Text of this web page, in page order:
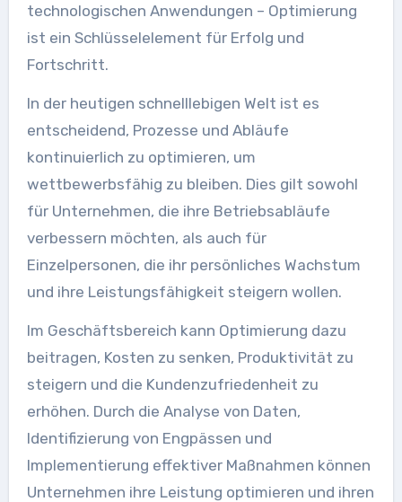
technologischen Anwendungen – Optimierung
ist ein Schlüsselelement für Erfolg und
Fortschritt.
In der heutigen schnelllebigen Welt ist es
entscheidend, Prozesse und Abläufe
kontinuierlich zu optimieren, um
wettbewerbsfähig zu bleiben. Dies gilt sowohl
für Unternehmen, die ihre Betriebsabläufe
verbessern möchten, als auch für
Einzelpersonen, die ihr persönliches Wachstum
und ihre Leistungsfähigkeit steigern wollen.
Im Geschäftsbereich kann Optimierung dazu
beitragen, Kosten zu senken, Produktivität zu
steigern und die Kundenzufriedenheit zu
erhöhen. Durch die Analyse von Daten,
Identifizierung von Engpässen und
Implementierung effektiver Maßnahmen können
Unternehmen ihre Leistung optimieren und ihren